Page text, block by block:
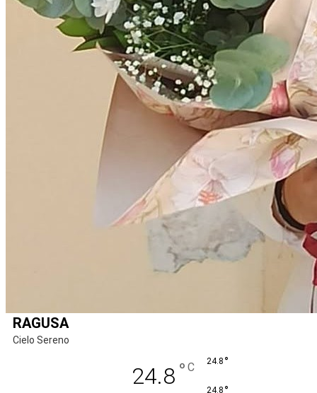
RAGUSA
Cielo Sereno
24.8 ° C 24.8 °
24.8